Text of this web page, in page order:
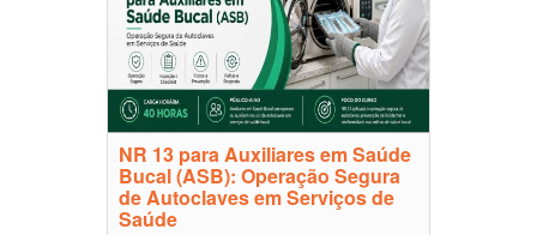
NR 13 para Auxiliares em Saúde
Bucal (ASB): Operação Segura
de Autoclaves em Serviços de
Saúde